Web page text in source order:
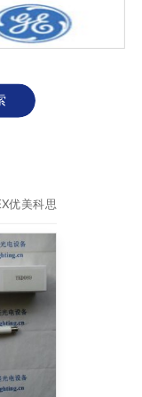
优美科思